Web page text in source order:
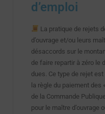
d’emploi
La pratique de rejets
d’ouvrage et/ou leurs
désaccords sur le
de faire repartir à zéro le
dues. Ce type de rejet
la règle du paiement des
de la Commande
pour le maître d’ouvrage